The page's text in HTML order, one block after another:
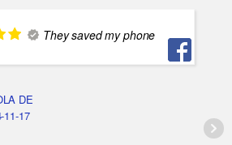
They saved my phone
DE
11-17